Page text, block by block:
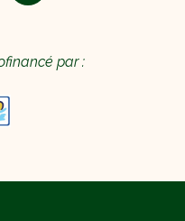
par :